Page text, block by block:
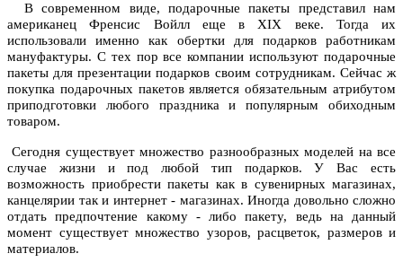
В современном виде, подарочные пакеты представил нам
американец Френсис Войлл еще в ХIХ веке. Тогда их
использовали именно как обертки для подарков работникам
мануфактуры. С тех пор все компании используют подарочные
пакеты для презентации подарков своим сотрудникам. Сейчас ж
покупка подарочных пакетов является обязательным атрибутом
приподготовки любого праздника и популярным обиходным
товаром.
Сегодня существует множество разнообразных моделей на все
случае жизни и под любой тип подарков. У Вас есть
возможность приобрести пакеты как в сувенирных магазинах,
канцелярии так и интернет - магазинах. Иногда довольно сложно
отдать предпочтение какому - либо пакету, ведь на данный
момент существует множество узоров, расцветок, размеров и
материалов.